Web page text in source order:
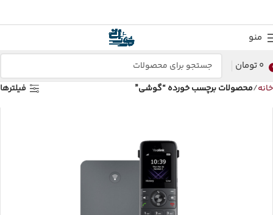
منو
0تومان
خانه محصولات برچسب خورده “گوشی” فیلترها